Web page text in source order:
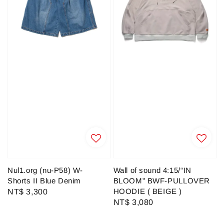
Nul1.org (nu-P58) W-
Shorts II Blue Denim
Regular
NT$ 3,300
Wall of sound 4:15/“IN
BLOOM” BWF-PULLOVER
HOODIE ( BEIGE )
Regular
NT$ 3,080